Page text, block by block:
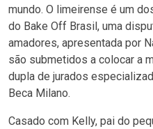
mundo. O limeirense é um
do Bake Off Brasil, uma
amadores, apresentada por
são submetidos a colocar a
dupla de jurados
Beca Milano.
Casado com Kelly, pai do